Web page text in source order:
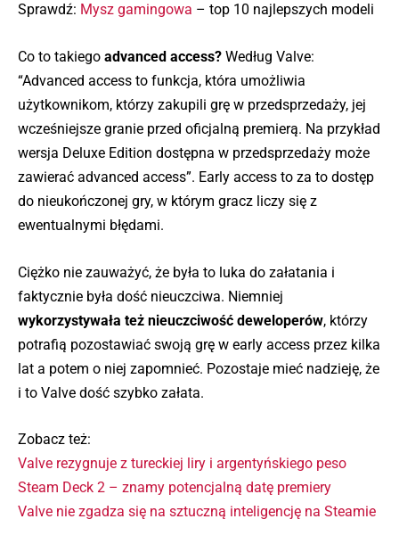
Sprawdź: Mysz gamingowa – top 10 najlepszych modeli
Co to takiego advanced access? Według Valve:
“Advanced access to funkcja, która umożliwia
użytkownikom, którzy zakupili grę w przedsprzedaży, jej
wcześniejsze granie przed oficjalną premierą. Na przykład
wersja Deluxe Edition dostępna w przedsprzedaży może
zawierać advanced access”. Early access to za to dostęp
do nieukończonej gry, w którym gracz liczy się z
ewentualnymi błędami.
Ciężko nie zauważyć, że była to luka do załatania i
faktycznie była dość nieuczciwa. Niemniej
wykorzystywała też nieuczciwość deweloperów, którzy
potrafią pozostawiać swoją grę w early access przez kilka
lat a potem o niej zapomnieć. Pozostaje mieć nadzieję, że
i to Valve dość szybko załata.
Zobacz też:
Valve rezygnuje z tureckiej liry i argentyńskiego peso
Steam Deck 2 – znamy potencjalną datę premiery
Valve nie zgadza się na sztuczną inteligencję na Steamie